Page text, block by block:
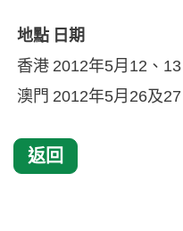
地點 日期
香港 2012年5月12、
澳門 2012年5月26及
返回